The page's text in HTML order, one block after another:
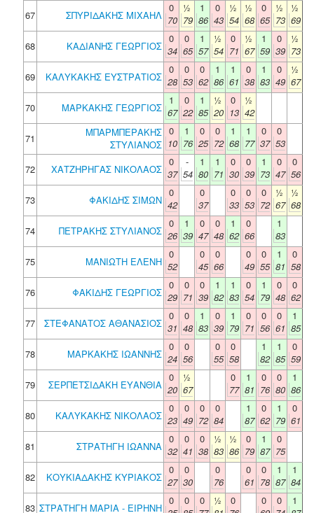
67
ΣΠΥΡΙΔΑΚΗΣ ΜΙΧΑΗΛ
0
70
½
79
1
86
0
43
½
54
½
68
0
65
½
73
½
69
68
ΚΑΔΙΑΝΗΣ ΓΕΩΡΓΙΟΣ
0
34
0
65
1
57
½
54
0
71
½
67
1
59
0
39
½
73
69
ΚΑΛΥΚΑΚΗΣ ΕΥΣΤΡΑΤΙΟΣ
0
28
0
53
0
62
1
86
1
61
0
38
1
83
0
49
½
67
70
ΜΑΡΚΑΚΗΣ ΓΕΩΡΓΙΟΣ
1
67
0
22
1
85
½
20
0
13
½
42
71
ΜΠΑΡΜΠΕΡΑΚΗΣ
ΣΤΥΛΙΑΝΟΣ
0
10
1
76
0
25
0
72
1
68
1
77
0
37
0
53
72
ΧΑΤΖΗΡΗΓΑΣ ΝΙΚΟΛΑΟΣ
0
37
-
54
1
80
1
71
0
30
0
39
1
73
0
47
0
56
73
ΦΑΚΙΔΗΣ ΣΙΜΩΝ
0
42
0
37
0
33
0
53
0
72
½
67
½
68
74
ΠΕΤΡΑΚΗΣ ΣΤΥΛΙΑΝΟΣ
0
26
1
39
0
47
0
48
1
62
0
66
1
83
75
ΜΑΝΙΩΤΗ ΕΛΕΝΗ
0
52
0
45
0
66
0
49
0
55
1
81
0
58
76
ΦΑΚΙΔΗΣ ΓΕΩΡΓΙΟΣ
0
29
0
71
0
39
1
82
1
83
0
54
1
79
0
48
0
62
77
ΣΤΕΦΑΝΑΤΟΣ ΑΘΑΝΑΣΙΟΣ
0
31
0
48
1
83
0
39
1
79
0
71
0
56
0
61
1
85
78
ΜΑΡΚΑΚΗΣ ΙΩΑΝΝΗΣ
0
24
0
56
0
55
0
58
1
82
1
85
0
59
79
ΣΕΡΠΕΤΣΙΔΑΚΗ ΕΥΑΝΘΙΑ
0
20
½
67
0
77
1
81
0
76
0
80
1
86
80
ΚΑΛΥΚΑΚΗΣ ΝΙΚΟΛΑΟΣ
0
23
0
49
0
72
0
84
1
87
0
62
1
79
0
61
81
ΣΤΡΑΤΗΓΗ ΙΩΑΝΝΑ
0
32
0
41
0
38
½
83
½
86
0
79
1
87
0
75
82
ΚΟΥΚΙΑΔΑΚΗΣ ΚΥΡΙΑΚΟΣ
0
27
0
30
0
76
0
61
0
78
1
87
1
84
83 ΣΤΡΑΤΗΓΗ ΜΑΡΙΑ - ΕΙΡΗΝΗ
0
0
0
½
0
0
0
1